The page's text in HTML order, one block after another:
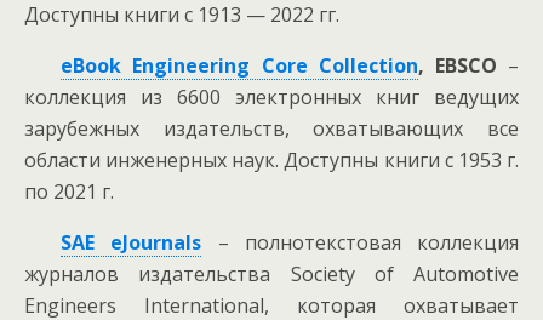
Доступны книги с 1913 — 2022 гг.
eBook Engineering Core Collection, EBSCO –
коллекция из 6600 электронных книг ведущих
зарубежных издательств, охватывающих все
области инженерных наук. Доступны книги с 1953 г.
по 2021 г.
SAE
eJournals – полнотекстовая коллекция
журналов издательства Society of Automotive
Engineers International, которая охватывает